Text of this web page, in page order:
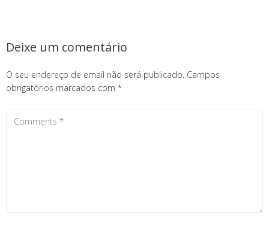
Deixe um comentário
O seu endereço de email não será publicado. Campos
obrigatórios marcados com *